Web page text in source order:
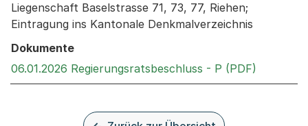
Liegenschaft Baselstrasse 71, 73, 77, Riehen;
Eintragung ins Kantonale Denkmalverzeichnis
Dokumente
06.01.2026 Regierungsratsbeschluss - P (PDF)